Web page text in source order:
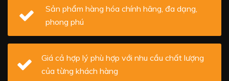
Sản phẩm hàng hóa chính hãng, đa dạng,
phong phú
Giá cả hợp lý phù hợp với nhu cầu chất lượng
của từng khách hàng